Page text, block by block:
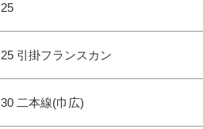
25
25 引掛フランスカン
30 二本線(巾広)